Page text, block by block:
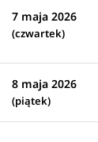
7 maja 2026
(czwartek)
8 maja 2026
(piątek)